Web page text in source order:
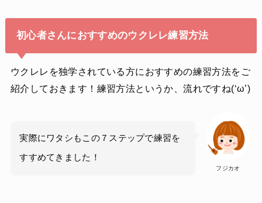
初心者さんにおすすめのウクレレ練習方法
ウクレレを独学されている方におすすめの練習方法をご
紹介しておきます！練習方法というか、流れですね(‘ω’)
フジカオ
実際にワタシもこの７ステップで練習を
すすめてきました！